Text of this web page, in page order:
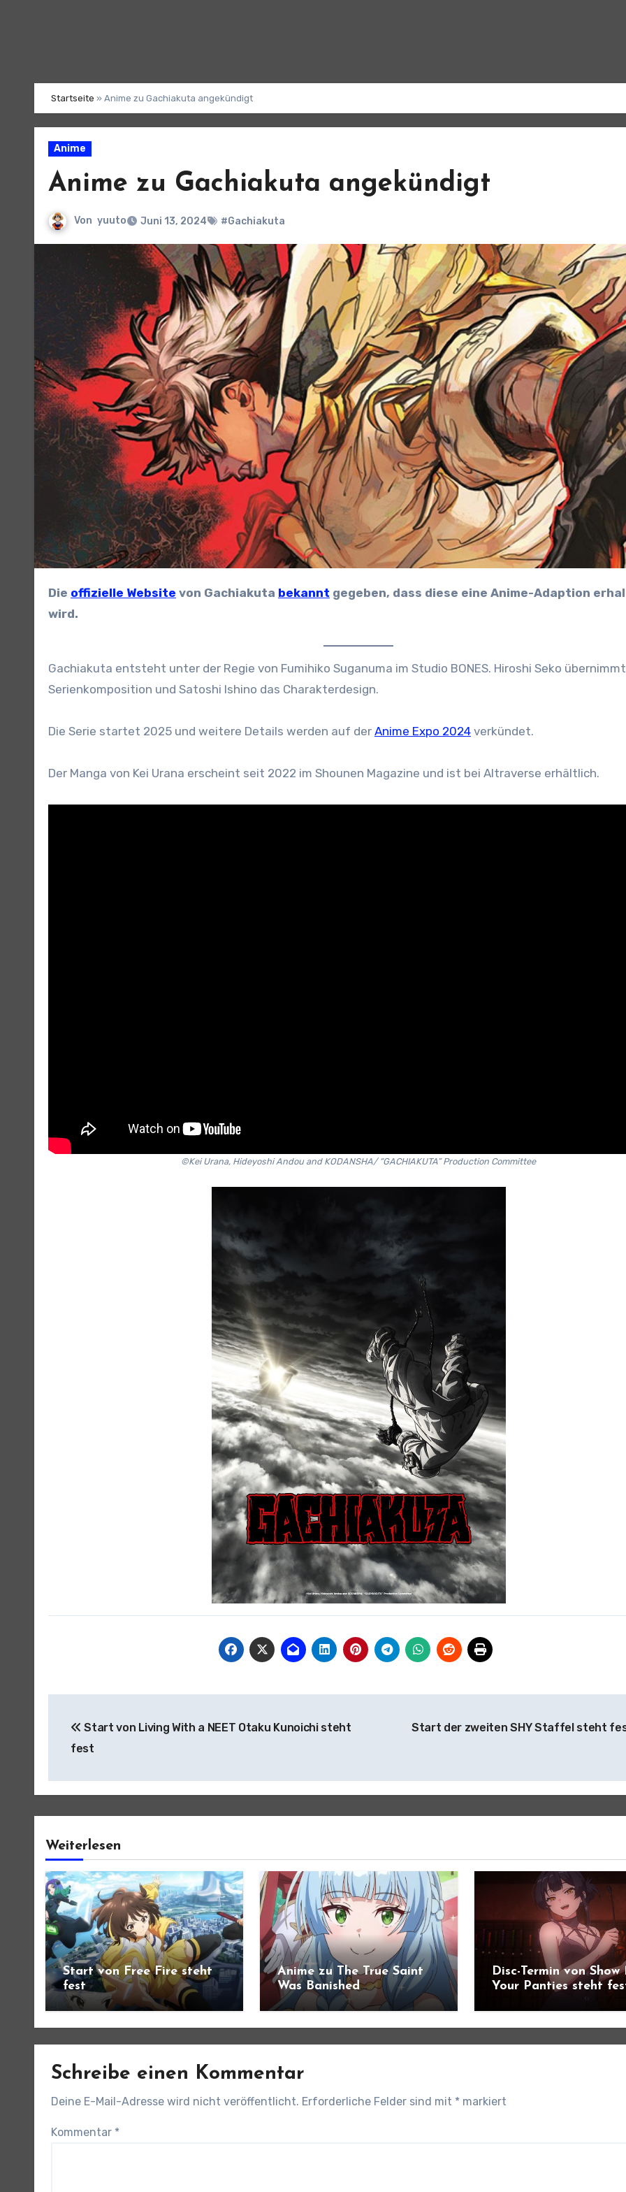
Startseite » Anime zu Gachiakuta angekündigt
Anime
Anime zu Gachiakuta angekündigt
Von yuuto Juni 13, 2024 #Gachiakuta
Die offizielle Website von Gachiakuta bekannt gegeben, dass diese eine Anime-Adaption
wird.
Gachiakuta entsteht unter der Regie von Fumihiko Suganuma im Studio BONES. Hiroshi Seko
Serienkomposition und Satoshi Ishino das Charakterdesign.
Die Serie startet 2025 und weitere Details werden auf der Anime Expo 2024 verkündet.
Der Manga von Kei Urana erscheint seit 2022 im Shounen Magazine und ist bei Altraverse erhältlich.
©Kei Urana, Hideyoshi Andou and KODANSHA/ “GACHIAKUTA” Production Committee
Start von Living With a NEET Otaku Kunoichi steht
fest
Start der zweiten SHY Staffel steht
Weiterlesen
Start von Free Fire steht
fest
Anime zu The True Saint
Was Banished
angekündigt
Disc-Termin von Show
Your Panties steht
Schreibe einen Kommentar
Deine E-Mail-Adresse wird nicht veröffentlicht. Erforderliche Felder sind mit * markiert
Kommentar *